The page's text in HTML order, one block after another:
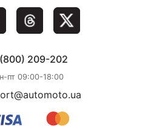
209-202
пт 09:00-18:00